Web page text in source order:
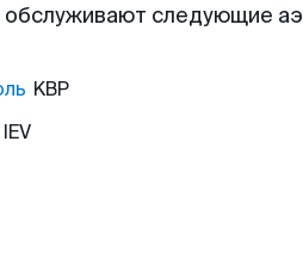
следующие
KBP
IEV